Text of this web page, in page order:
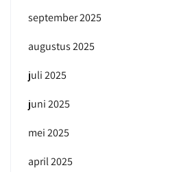
september 2025
augustus 2025
juli 2025
juni 2025
mei 2025
april 2025